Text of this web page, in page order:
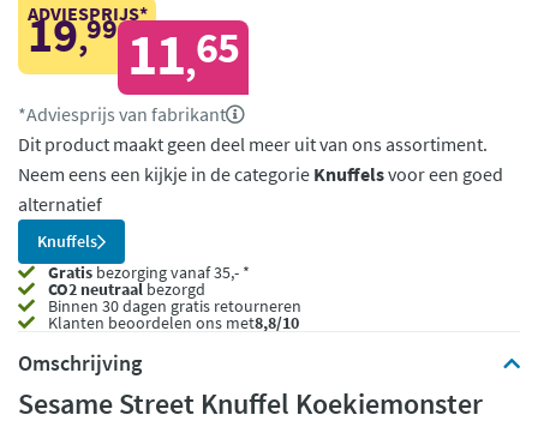
ADVIESPRIJS*
19,99 11,65
*Adviesprijs van fabrikant
Dit product maakt geen deel meer uit van ons assortiment.
Neem eens een kijkje in de categorie Knuffelsvoor een goed
alternatief
Knuffels
Gratis bezorging vanaf 35,- *
CO2 neutraalbezorgd
Binnen 30 dagen gratis retourneren
Klanten beoordelen ons met8,8/10
Omschrijving
Sesame Street Knuffel Koekiemonster